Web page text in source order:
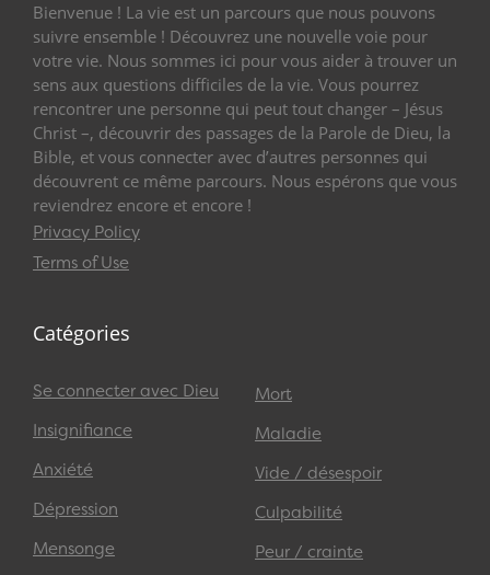
Bienvenue ! La vie est un parcours que nous pouvons
suivre ensemble ! Découvrez une nouvelle voie pour
votre vie. Nous sommes ici pour vous aider à trouver un
sens aux questions difficiles de la vie. Vous pourrez
rencontrer une personne qui peut tout changer – Jésus
Christ –, découvrir des passages de la Parole de Dieu, la
Bible, et vous connecter avec d’autres personnes qui
découvrent ce même parcours. Nous espérons que vous
reviendrez encore et encore !
Privacy Policy
Terms of Use
Catégories
Se connecter avec Dieu
Insignifiance
Anxiété
Dépression
Mensonge
Mort
Maladie
Vide / désespoir
Culpabilité
Peur / crainte